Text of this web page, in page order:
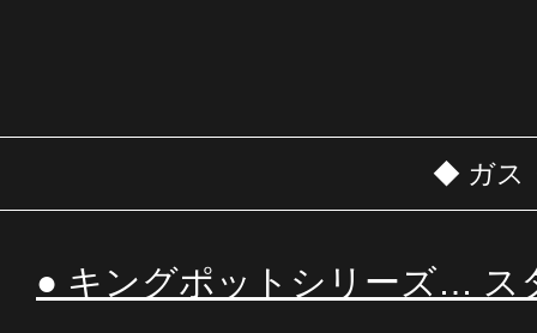
◆ ガス
● キングポットシリーズ… ス